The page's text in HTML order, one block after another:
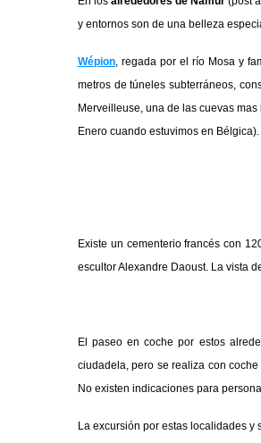
y entornos son de una belleza
Wépion , regada por el río Mosa y
metros de túneles subterráneos,
Merveilleuse, una de las cuevas
Enero cuando estuvimos en
Existe un cementerio francés con
escultor Alexandre Daoust. La vista
El paseo en coche por estos
ciudadela, pero se realiza con
No existen indicaciones para
La excursión por estas localidades y